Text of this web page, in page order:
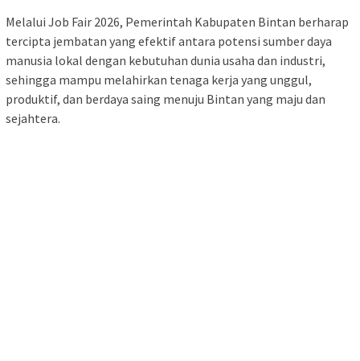
Melalui Job Fair 2026, Pemerintah Kabupaten Bintan berharap
tercipta jembatan yang efektif antara potensi sumber daya
manusia lokal dengan kebutuhan dunia usaha dan industri,
sehingga mampu melahirkan tenaga kerja yang unggul,
produktif, dan berdaya saing menuju Bintan yang maju dan
sejahtera.